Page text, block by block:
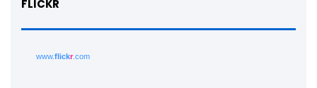
FLICKR
www.flickr.com